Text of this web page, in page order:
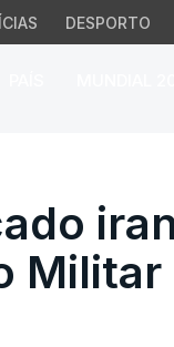
DESPORTO
Militar